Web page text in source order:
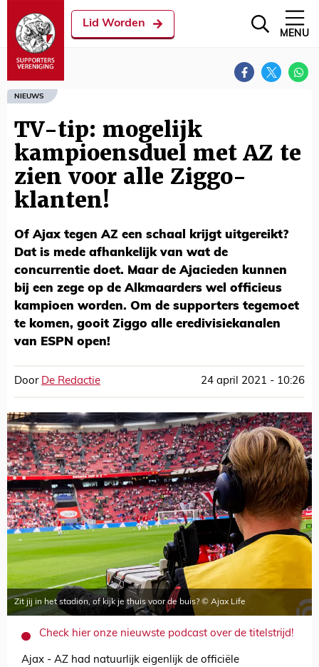
Lid Worden
MENU
NIEUWS
TV-tip: mogelijk
kampioensduel met AZ te
zien voor alle Ziggo-
klanten!
Of Ajax tegen AZ een schaal krijgt uitgereikt?
Dat is mede afhankelijk van wat de
concurrentie doet. Maar de Ajacieden kunnen
bij een zege op de Alkmaarders wel officieus
kampioen worden. Om de supporters tegemoet
te komen, gooit Ziggo alle eredivisiekanalen
van ESPN open!
Door De Redactie 24 april 2021 - 10:26
Zit jij in het stadion, of kijk je thuis voor de buis? © Ajax Life
Check hier onze nieuwste podcast over de titelstrijd!
Ajax - AZ had natuurlijk eigenlijk de officiële